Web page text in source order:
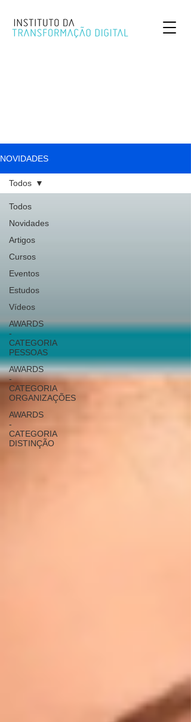
NOVIDADES
Todos
Novidades
Artigos
Cursos
Eventos
Estudos
Vídeos
AWARDS
-
CATEGORIA
PESSOAS
AWARDS
-
CATEGORIA
ORGANIZAÇÕES
AWARDS
-
CATEGORIA
DISTINÇÃO
Todos